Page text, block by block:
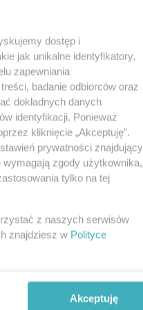
dostęp i
jak unikalne identyfikatory,
zapewniania
badanie odbiorców oraz
dokładnych danych
identyfikacji. Ponieważ
kliknięcie „Akceptuję”.
prywatności znajdujący
zgody użytkownika,
tylko na tej
z naszych serwisów
znajdziesz w Polityce
Akceptuję